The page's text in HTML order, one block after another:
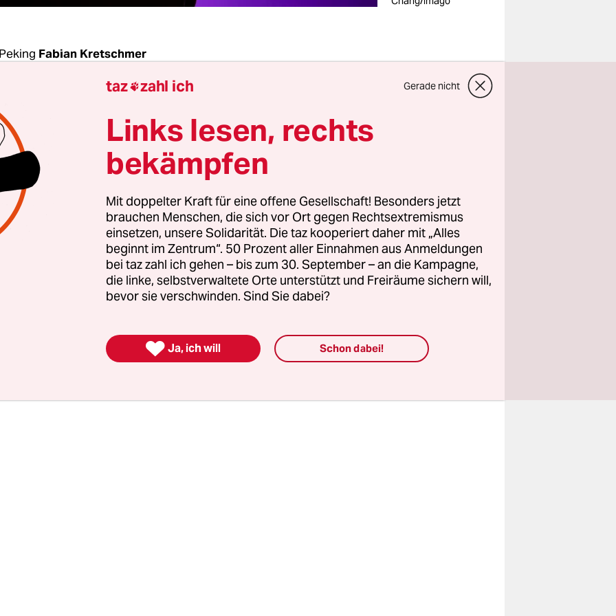
Fabian Kretschmer
jährige Nick sein Studium anfing, hat er als erster Student
einen LGBT-Club geöffnet. Trafen sich die
zunächst zu Filmabenden und Diskussionsworkshops,
sie sich schon bald auch online über WeChat – jene App,
jeder Chinese nutzt. „Aber mit der Zeit wurden die
enger“, sagt Nick, der eigentlich anders heißt, doch
bleiben möchte.
schließlich wurden sämtliche WeChat-Accounts von
LGBT-Gruppen geschlossen, darunter auch die
blieb die Onlineplattform schuldig.
taz zahl ich Gerade nicht
Links lesen, rechts
bekämpfen
Mit doppelter Kraft für eine offene Gesellschaft! Besonders jetzt
brauchen Menschen, die sich vor Ort gegen Rechtsextremismus
einsetzen, unsere Solidarität. Die taz kooperiert daher mit „Alles
beginnt im Zentrum“. 50 Prozent aller Einnahmen aus Anmeldungen
bei taz zahl ich gehen – bis zum 30. September – an die Kampagne,
die linke, selbstverwaltete Orte unterstützt und Freiräume sichern will,
bevor sie verschwinden. Sind Sie dabei?
 Ja, ich will Schon dabei!